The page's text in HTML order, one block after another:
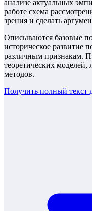
анализе актуальных
работе схема
зрения и сделать
Описываются базовые
историческое развитие
различным признакам.
теоретических
методов.
Получить полный текст